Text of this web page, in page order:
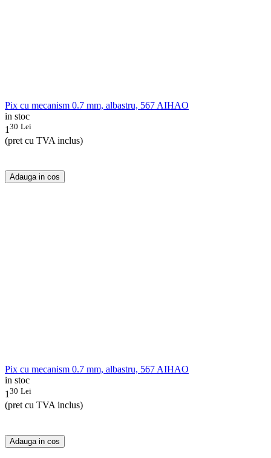
Pix cu mecanism 0.7 mm, albastru, 567 AIHAO
in stoc
1 30 Lei
(pret cu TVA inclus)
Adauga in cos
Pix cu mecanism 0.7 mm, albastru, 567 AIHAO
in stoc
1 30 Lei
(pret cu TVA inclus)
Adauga in cos